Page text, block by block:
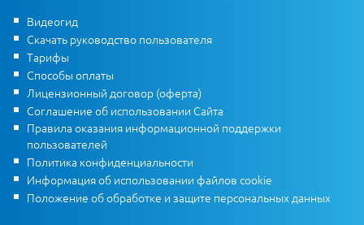
Видеогид
Скачать руководство пользователя
Тарифы
Способы оплаты
Лицензионный договор (оферта)
Соглашение об использовании Сайта
Правила оказания информационной поддержки
пользователей
Политика конфиденциальности
Информация об использовании файлов cookie
Положение об обработке и защите персональных данных